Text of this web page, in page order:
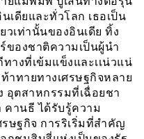
ดียและทั่วโลก เธอเป็น
เท่านั้นของอินเดีย ทิ้ง
ของชาติความเป็นผู้นำ
างที่เข้มแข็งและเเน่วแน่
ทายทางเศรษฐกิจหลาย
อุตสาหกรรมที่เฉื่อยชา
คานธี ได้รับรู้ความ
รษฐกิจ การริเริ่มที่สำคัญ